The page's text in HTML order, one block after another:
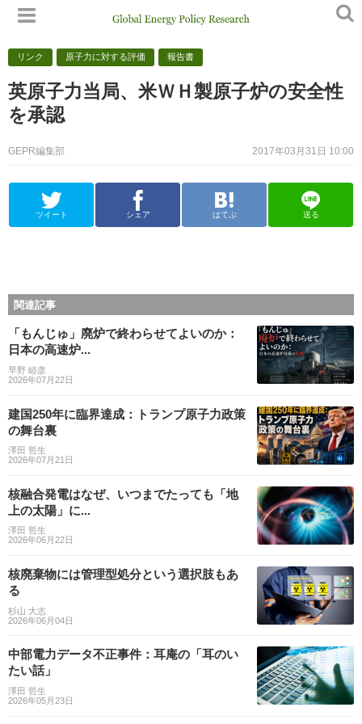
リンク 原子力に対する評価 報告書
英原子力当局、米ＷＨ製原子炉の安全性
を承認
2017年03月31日 10:00
GEPR編集部
ツイート シェア はてぶ 送る
関連記事
「もんじゅ」廃炉で終わらせてよいのか：
日本の高速炉...
早野 睦彦
2026年07月22日
建国250年に臨界達成：トランプ原子力政策
の舞台裏
澤田 哲生
2026年07月21日
核融合発電はなぜ、いつまでたっても「地
上の太陽」に...
澤田 哲生
2026年06月22日
核廃棄物には管理型処分という選択肢もあ
る
杉山 大志
2026年06月04日
中部電力データ不正事件：耳庵の「耳のい
たい話」
澤田 哲生
2026年05月23日